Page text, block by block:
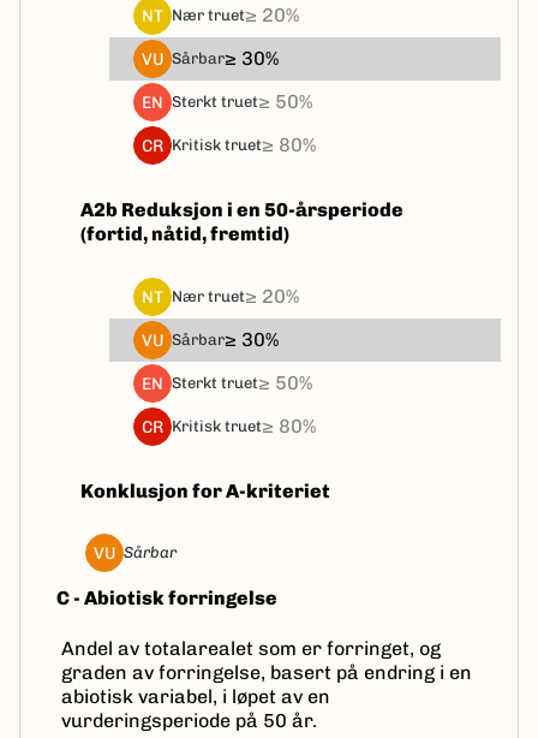
NT nær truet≥ 20%
VU sårbar≥ 30%
EN sterkt truet≥ 50%
CR kritisk truet≥ 80%
A2b Reduksjon i en 50-årsperiode
(fortid, nåtid, fremtid)
NT nær truet≥ 20%
VU sårbar≥ 30%
EN sterkt truet≥ 50%
CR kritisk truet≥ 80%
Konklusjon for A-kriteriet
VU sårbar
C - Abiotisk forringelse
Andel av totalarealet som er forringet, og
graden av forringelse, basert på endring i en
abiotisk variabel, i løpet av en
vurderingsperiode på 50 år.